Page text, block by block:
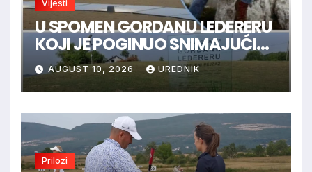
Vijesti
U SPOMEN GORDANU LEDERERU
KOJI JE POGINUO SNIMAJUĆI
ISTINU
AUGUST 10, 2026 UREDNIK
Prilozi